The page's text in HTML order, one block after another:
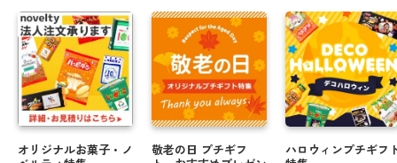
オリジナルお菓子・ノ
敬老の日 プチギフ
ハロウィンプチギフ